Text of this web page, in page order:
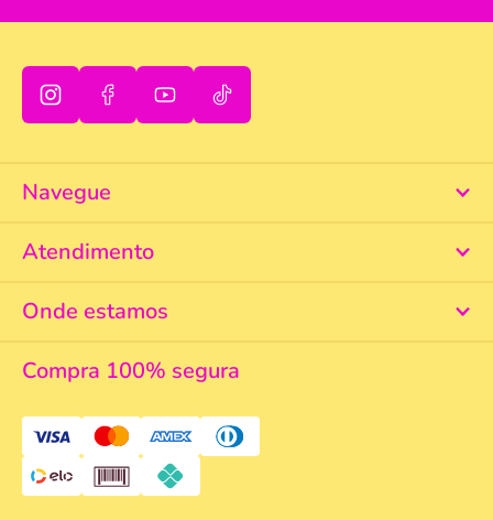
Navegue
Atendimento
Onde estamos
Compra 100% segura